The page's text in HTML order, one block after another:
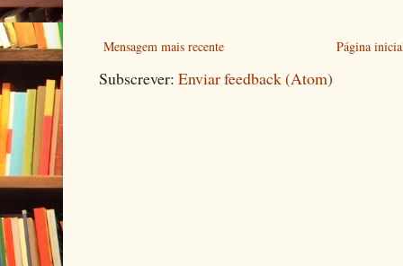
Mensagem mais recente Página
Subscrever: Enviar feedback (Atom)